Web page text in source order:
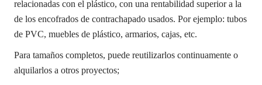
relacionadas con el plástico, con una rentabilidad superior a la
de los encofrados de contrachapado usados. Por ejemplo: tubos
de PVC, muebles de plástico, armarios, cajas, etc.
Para tamaños completos, puede reutilizarlos continuamente o
alquilarlos a otros proyectos;